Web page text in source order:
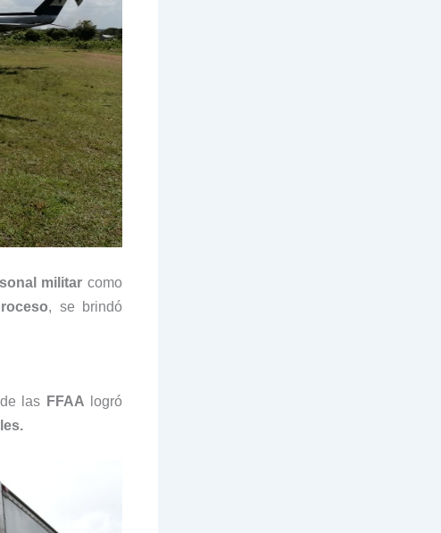
militar como
, se brindó
las FFAA logró